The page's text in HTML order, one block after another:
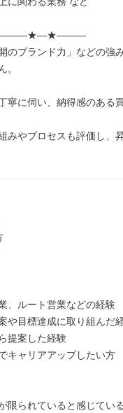
のブランド力」などの強
。
寧に伺い、納得感のある
みやプロセスも評価し、
、ルート営業などの経験
や目標達成に取り組んだ
提案した経験
キャリアアップしたい方
限られていると感じてい